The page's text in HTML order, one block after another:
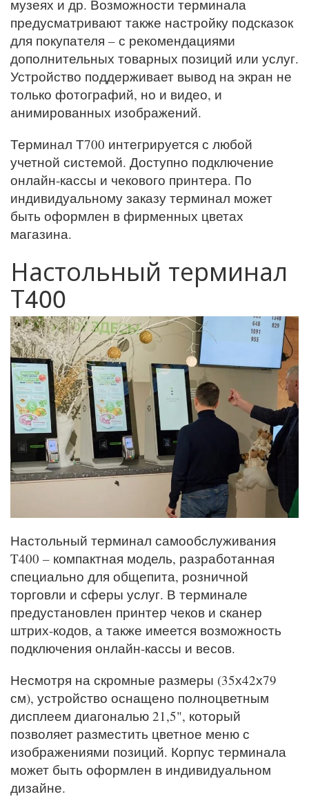
музеях и др. Возможности терминала
предусматривают также настройку подсказок
для покупателя – с рекомендациями
дополнительных товарных позиций или услуг.
Устройство поддерживает вывод на экран не
только фотографий, но и видео, и
анимированных изображений.
Терминал Т700 интегрируется с любой
учетной системой. Доступно подключение
онлайн-кассы и чекового принтера. По
индивидуальному заказу терминал может
быть оформлен в фирменных цветах
магазина.
Настольный терминал
Т400
Настольный терминал самообслуживания
T400 – компактная модель, разработанная
специально для общепита, розничной
торговли и сферы услуг. В терминале
предустановлен принтер чеков и сканер
штрих-кодов, а также имеется возможность
подключения онлайн-кассы и весов.
Несмотря на скромные размеры (35х42х79
см), устройство оснащено полноцветным
дисплеем диагональю 21,5", который
позволяет разместить цветное меню с
изображениями позиций. Корпус терминала
может быть оформлен в индивидуальном
дизайне.